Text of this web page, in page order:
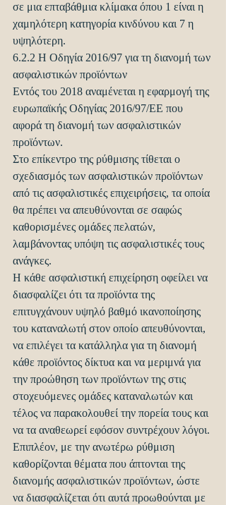
σε μια επταβάθμια κλίμακα όπου 1 είναι η
χαμηλότερη κατηγορία κινδύνου και 7 η
υψηλότερη.
6.2.2 Η Οδηγία 2016/97 για τη διανομή των
ασφαλιστικών προϊόντων
Εντός του 2018 αναμένεται η εφαρμογή της
ευρωπαϊκής Οδηγίας 2016/97/ΕΕ που
αφορά τη διανομή των ασφαλιστικών
προϊόντων.
Στο επίκεντρο της ρύθμισης τίθεται ο
σχεδιασμός των ασφαλιστικών προϊόντων
από τις ασφαλιστικές επιχειρήσεις, τα οποία
θα πρέπει να απευθύνονται σε σαφώς
καθορισμένες ομάδες πελατών,
λαμβάνοντας υπόψη τις ασφαλιστικές τους
ανάγκες.
Η κάθε ασφαλιστική επιχείρηση οφείλει να
διασφαλίζει ότι τα προϊόντα της
επιτυγχάνουν υψηλό βαθμό ικανοποίησης
του καταναλωτή στον οποίο απευθύνονται,
να επιλέγει τα κατάλληλα για τη διανομή
κάθε προϊόντος δίκτυα και να μεριμνά για
την προώθηση των προϊόντων της στις
στοχευόμενες ομάδες καταναλωτών και
τέλος να παρακολουθεί την πορεία τους και
να τα αναθεωρεί εφόσον συντρέχουν λόγοι.
Επιπλέον, με την ανωτέρω ρύθμιση
καθορίζονται θέματα που άπτονται της
διανομής ασφαλιστικών προϊόντων, ώστε
να διασφαλίζεται ότι αυτά προωθούνται με